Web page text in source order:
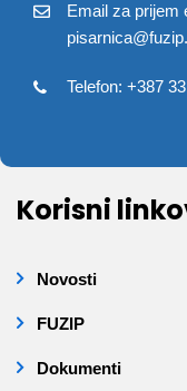
Email za prijem
Telefon: +387
Korisni
Novosti
FUZIP
Dokumenti